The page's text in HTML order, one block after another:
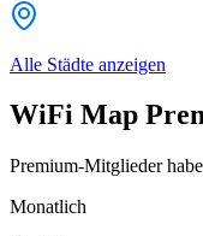
Alle Städte anzeigen
WiFi Map
Premium-Mitglieder
Monatlich